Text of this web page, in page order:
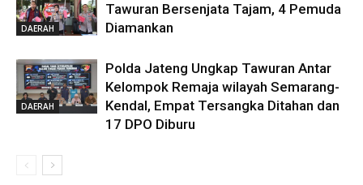
DAERAH
Tawuran Bersenjata Tajam, 4 Pemuda
Diamankan
DAERAH
Polda Jateng Ungkap Tawuran Antar
Kelompok Remaja wilayah Semarang-
Kendal, Empat Tersangka Ditahan dan
17 DPO Diburu